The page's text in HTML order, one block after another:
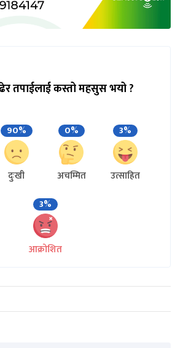
तपाईलाई कस्तो महसुस भयो ?
90%
दुःखी
0%
अचम्मित
3%
उत्साहित
3%
आक्रोशित